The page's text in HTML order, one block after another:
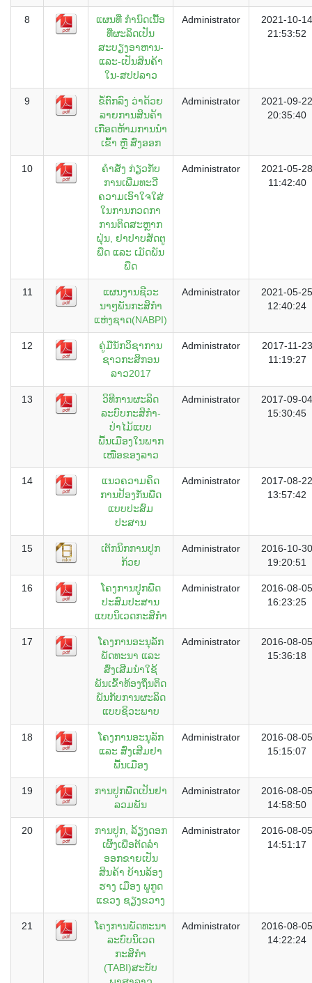
8
ແຜນທີ່ ກຳນົດເນື້ອ
ທີ່ຜະລິດເປັນ
ສະບຽງອາຫານ-
ແລະ-ເປັນສິນຄ້າ
ໃນ-ສປປລາວ
Administrator
2021-10-14
21:53:52
9
ຂໍ້ຕົກລົງ ວ່າດ້ວຍ
ລາຍການສິນຄ້າ
ເກືອດຫ້າມການນໍາ
ເຂົ້າ ຫຼື ສົ່ງອອກ
Administrator
2021-09-22
20:35:40
10
ຄໍາສັ່ງ ກ່ຽວກັບ
ການເພີ່ມທະວີ
ຄວາມເອົາໃຈໃສ່
ໃນການກວດກາ
ການຕິດສະຫຼາກ
ຝຸ່ນ, ຢາປາບສັດຕູ
ພືດ ແລະ ເມັດພັນ
ພືດ
Administrator
2021-05-28
11:42:40
11
ແຜນງານຊີວະ
ນາໆພັນກະສິກຳ
ແຫ່ງຊາດ(NABPI)
Administrator
2021-05-25
12:40:24
12
ຄູ່ມືນັກວິຊາການ
ຊາວກະສິກອນ
ລາວ2017
Administrator
2017-11-23
11:19:27
13
ວິທີການຜະລິດ
ລະບົບກະສິກຳ-
ປ່າໄມ້ແບບ
ພື້ນເມືອງໃນພາກ
ເໜືອຂອງລາວ
Administrator
2017-09-04
15:30:45
14
ແນວຄວາມຄິດ
ການປ້ອງກັນພືດ
ແບບປະສົມ
ປະສານ
Administrator
2017-08-22
13:57:42
15
ເຕັກນິກການປູກ
ກ້ວຍ
Administrator
2016-10-30
19:20:51
16
ໂຄງການປູກພືດ
ປະສົມປະສານ
ແບບນິເວດກະສິກຳ
Administrator
2016-08-05
16:23:25
17
ໂຄງການອະນຸລັກ
ພັດທະນາ ແລະ
ສົ່ງເສີມນຳໃຊ້
ພັນເຂົ້າທ້ອງຖິ່ນຕິດ
ພັນກັບການຜະລິດ
ແບບຊິວະພາບ
Administrator
2016-08-05
15:36:18
18
ໂຄງການອະນຸລັກ
ແລະ ສົ່ງເສີມຢາ
ພື້ນເມືອງ
Administrator
2016-08-05
15:15:07
19
ການປູກພືດເປັນຢາ
ລວມພັນ
Administrator
2016-08-05
14:58:50
20
ການປູກ, ລ້ຽງດອກ
ເຜິ້ງເພື່ອຕັດລຳ
ອອກຂາຍເປັນ
ສິນຄ້າ ບ້ານລ້ອງ
ຮາງ ເມືອງ ພູກູດ
ແຂວງ ຊຽງຂວາງ
Administrator
2016-08-05
14:51:17
21
ໂຄງການພັດທະນາ
ລະບົບນິເວດ
ກະສິກຳ
(TABI)ສະບັບ
Administrator
2016-08-05
14:22:24